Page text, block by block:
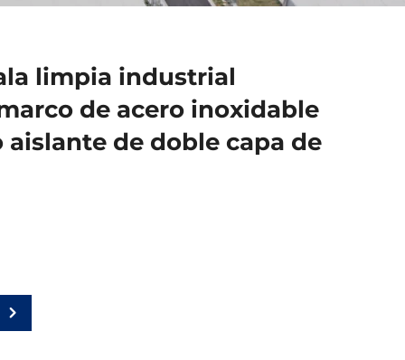
limpia industrial
de acero inoxidable
aislante de doble capa de